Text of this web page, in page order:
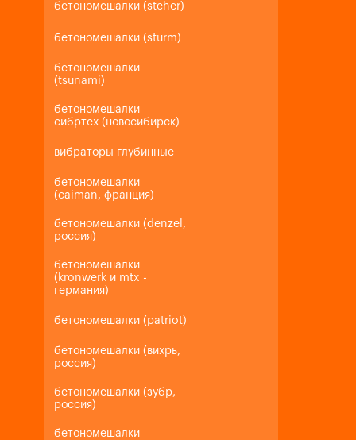
бетономешалки (steher)
бетономешалки (sturm)
бетономешалки
(tsunami)
бетономешалки
сибртех (новосибирск)
вибраторы глубинные
бетономешалки
(caiman, франция)
бетономешалки (denzel,
россия)
бетономешалки
(kronwerk и mtx -
германия)
бетономешалки (patriot)
бетономешалки (вихрь,
россия)
бетономешалки (зубр,
россия)
бетономешалки